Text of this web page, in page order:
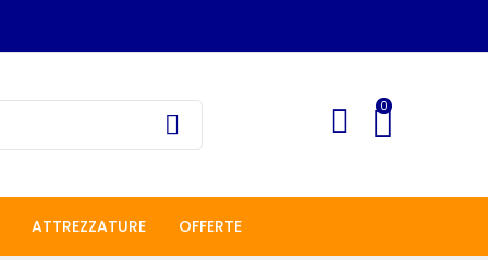
0
ATTREZZATURE OFFERTE